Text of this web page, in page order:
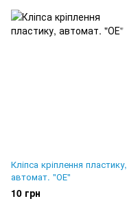
Кліпса кріплення пластику,
автомат. "ОЕ"
10 грн